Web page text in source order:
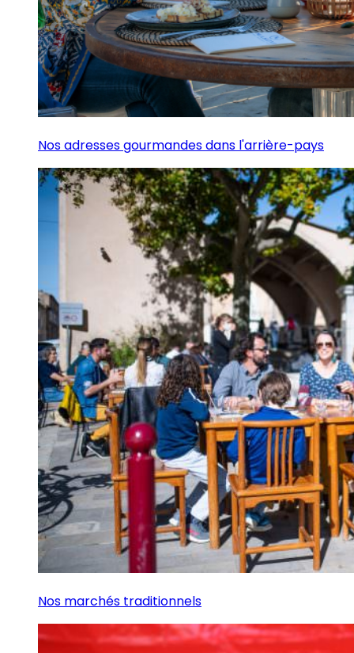
Nos adresses gourmandes dans l'arrière-pays
Nos marchés traditionnels